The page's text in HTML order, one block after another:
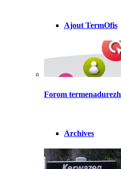
Ajout TermOfis
Forom termenadurezh
Archives